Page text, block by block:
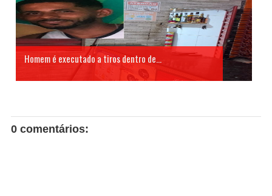
Homem é executado a tiros dentro de...
0 comentários: